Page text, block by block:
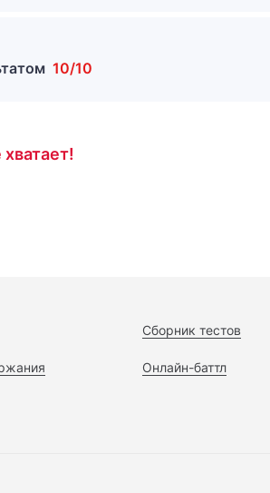
10/10
Сборник тестов
Онлайн-баттл